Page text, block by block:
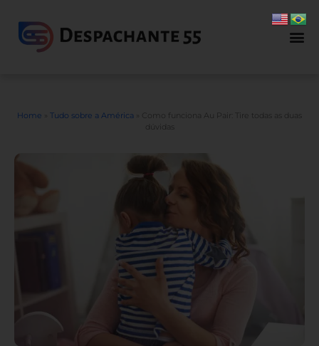
Home Tudo sobre a América
Como funciona Au Pair: Tire todas as duas
dúvidas